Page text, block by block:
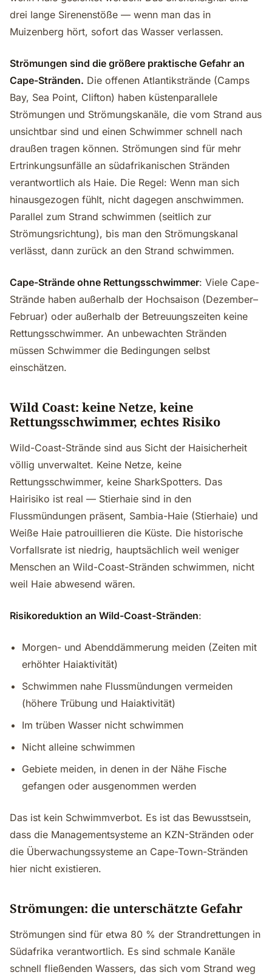
drei lange Sirenenstöße — wenn man das in
Muizenberg hört, sofort das Wasser verlassen.
Strömungen sind die größere praktische Gefahr an
Cape-Stränden. Die offenen Atlantikstrände (Camps
Bay, Sea Point, Clifton) haben küstenparallele
Strömungen und Strömungskanäle, die vom Strand aus
unsichtbar sind und einen Schwimmer schnell nach
draußen tragen können. Strömungen sind für mehr
Ertrinkungsunfälle an südafrikanischen Stränden
verantwortlich als Haie. Die Regel: Wenn man sich
hinausgezogen fühlt, nicht dagegen anschwimmen.
Parallel zum Strand schwimmen (seitlich zur
Strömungsrichtung), bis man den Strömungskanal
verlässt, dann zurück an den Strand schwimmen.
Cape-Strände ohne Rettungsschwimmer: Viele Cape-
Strände haben außerhalb der Hochsaison (Dezember–
Februar) oder außerhalb der Betreuungszeiten keine
Rettungsschwimmer. An unbewachten Stränden
müssen Schwimmer die Bedingungen selbst
einschätzen.
Wild Coast: keine Netze, keine
Rettungsschwimmer, echtes Risiko
Wild-Coast-Strände sind aus Sicht der Haisicherheit
völlig unverwaltet. Keine Netze, keine
Rettungsschwimmer, keine SharkSpotters. Das
Hairisiko ist real — Stierhaie sind in den
Flussmündungen präsent, Sambia-Haie (Stierhaie) und
Weiße Haie patrouillieren die Küste. Die historische
Vorfallsrate ist niedrig, hauptsächlich weil weniger
Menschen an Wild-Coast-Stränden schwimmen, nicht
weil Haie abwesend wären.
Risikoreduktion an Wild-Coast-Stränden:
Morgen- und Abenddämmerung meiden (Zeiten mit
erhöhter Haiaktivität)
Schwimmen nahe Flussmündungen vermeiden
(höhere Trübung und Haiaktivität)
Im trüben Wasser nicht schwimmen
Nicht alleine schwimmen
Gebiete meiden, in denen in der Nähe Fische
gefangen oder ausgenommen werden
Das ist kein Schwimmverbot. Es ist das Bewusstsein,
dass die Managementsysteme an KZN-Stränden oder
die Überwachungssysteme an Cape-Town-Stränden
hier nicht existieren.
Strömungen: die unterschätzte Gefahr
Strömungen sind für etwa 80 % der Strandrettungen in
Südafrika verantwortlich. Es sind schmale Kanäle
schnell fließenden Wassers, das sich vom Strand weg